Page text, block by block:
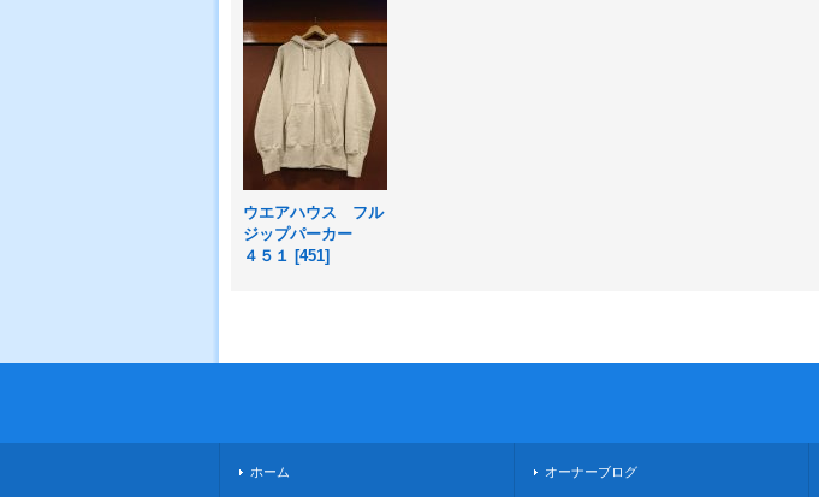
ウエアハウス フル
ジップパーカー
４５１ [451]
ホーム オーナーブログ